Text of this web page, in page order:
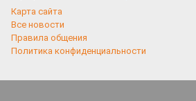
Карта сайта
Все новости
Правила общения
Политика конфиденциальности